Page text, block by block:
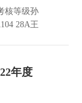
核等级孙
28A王
年度